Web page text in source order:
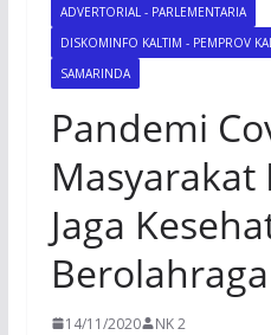
ADVERTORIAL - PARLEMENTARIA
DISKOMINFO KALTIM - PEMPROV
SAMARINDA
Pandemi
Masyarakat
Jaga
Berolahraga
14/11/2020 NK 2